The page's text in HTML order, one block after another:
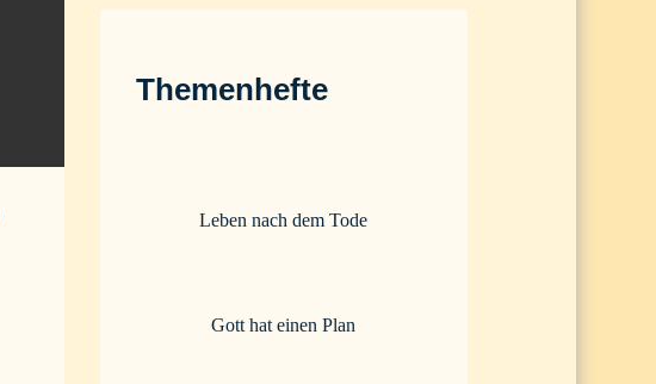
Themenhefte
Leben nach dem Tode
Gott hat einen Plan